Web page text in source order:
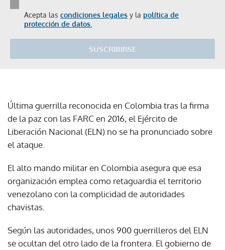
Acepta las condiciones legales y la política de
protección de datos.
SUSCRIBIRSE
Última guerrilla reconocida en Colombia tras la firma
de la paz con las FARC en 2016, el Ejército de
Liberación Nacional (ELN) no se ha pronunciado sobre
el ataque.
El alto mando militar en Colombia asegura que esa
organización emplea como retaguardia el territorio
venezolano con la complicidad de autoridades
chavistas.
Según las autoridades, unos 900 guerrilleros del ELN
se ocultan del otro lado de la frontera. El gobierno de